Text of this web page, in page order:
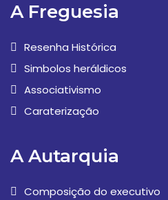
A Freguesia
Resenha Histórica
Simbolos heráldicos
Associativismo
Caraterização
A Autarquia
Composição do executivo